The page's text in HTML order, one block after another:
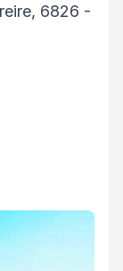
6826 -